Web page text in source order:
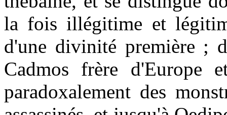
la fois illégitime et
d'une divinité première ;
Cadmos frère d'Europe
paradoxalement des